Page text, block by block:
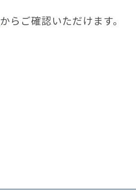
からご確認いただけます。